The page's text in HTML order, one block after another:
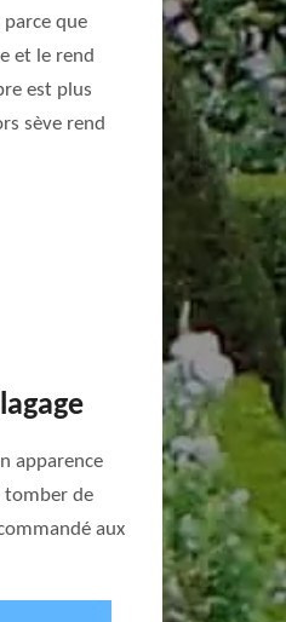
que
et le rend
est plus
sève rend
apparence
tomber de
aux